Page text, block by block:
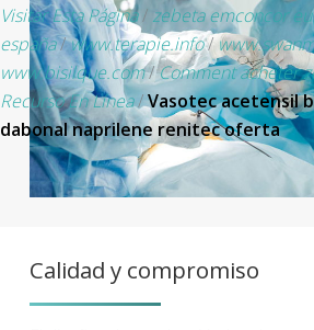
Visitar Esta Página/ zebeta emconcor
españa/www.terapie.info/
www.bisilque.com/Comment acheter
Recurso En Línea/Vasotec acetensil
dabonal naprilene renitec oferta
Calidad y compromiso